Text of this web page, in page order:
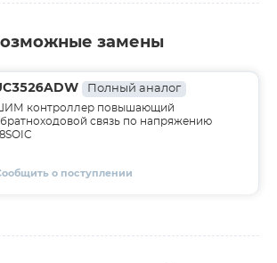
замены
Полный аналог
контроллер повышающий
связь по напряжению
о поступлении